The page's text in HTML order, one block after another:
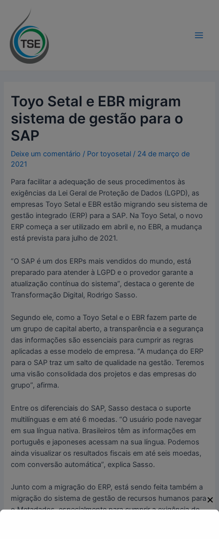
conteúdo
Toyo Setal e EBR migram
sistema de gestão para o
SAP
Deixe um comentário / Portoyosetal / 24 de março de
2021
Para facilitar a adequação de seus procedimentos às
exigências da Lei Geral de Proteção de Dados (LGPD), as
empresas Toyo Setal e EBR estão migrando seu sistema de
gestão integrado (ERP) para a SAP. Na Toyo Setal, o novo
ERP começa a ser utilizado em abril e, no EBR, a mudança
está prevista para julho de 2021.
“O SAP é um dos ERPs mais vendidos do mundo, está
preparado para atender à LGPD e o provedor garante a
atualização contínua do sistema”, destaca o gerente de
Transformação Digital, Rodrigo Sasso.
Segundo ele, como a Toyo Setal e o EBR fazem parte de
um grupo de capital aberto, a transparência e a segurança
das informações são essenciais para cumprir as regras
aplicadas a esse modelo de empresa. “A mudança do ERP
para o SAP traz um salto de qualidade na gestão. Teremos
uma visão consolidada dos projetos e das empresas do
grupo”, afirma.
Entre os diferenciais do SAP, Sasso destaca o suporte
multilínguas e em até 6 moedas. “O usuário pode navegar
em sua língua nativa. Brasileiros têm as informações em
português e japoneses acessam na sua língua. Podemos
ainda visualizar os resultados fiscais em até seis moedas,
com conversão automática”, explica Sasso.
Junto com a migração do ERP, está sendo feita também a
migração do sistema de gestão de recursos humanos para
o Metadados, especialmente para cumprir a exigência de
de
Post
✕